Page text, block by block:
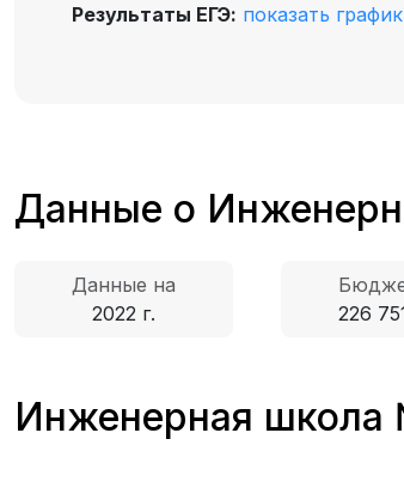
Результаты ЕГЭ: показать
Данные о
Данные на
2022 г.
226
Инженерная школа